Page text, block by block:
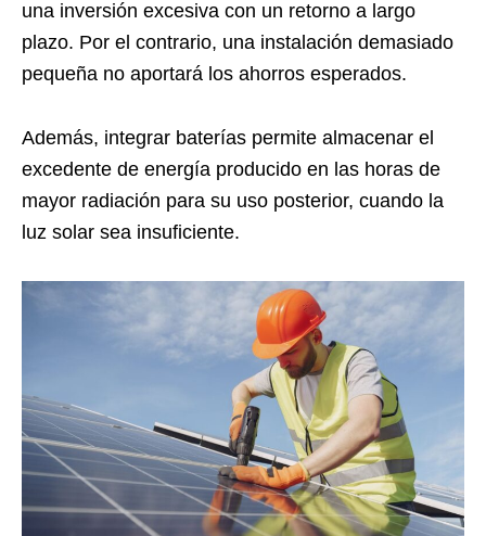
una inversión excesiva con un retorno a largo
plazo. Por el contrario, una instalación demasiado
pequeña no aportará los ahorros esperados.
Además, integrar baterías permite almacenar el
excedente de energía producido en las horas de
mayor radiación para su uso posterior, cuando la
luz solar sea insuficiente.